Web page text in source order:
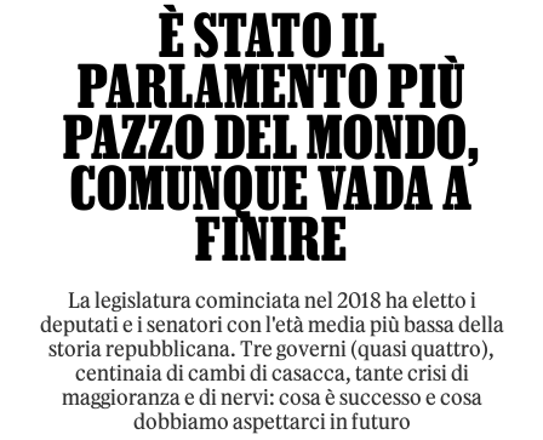
È STATO IL
PARLAMENTO PIÙ
PAZZO DEL MONDO,
COMUNQUE VADA A
FINIRE
La legislatura cominciata nel 2018 ha eletto i
deputati e i senatori con l'età media più bassa della
storia repubblicana. Tre governi (quasi quattro),
centinaia di cambi di casacca, tante crisi di
maggioranza e di nervi: cosa è successo e cosa
dobbiamo aspettarci in futuro